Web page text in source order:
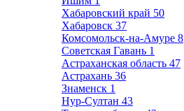
Хабаровский край 50
Хабаровск 37
Комсомольск-на-Амуре 8
Советская Гавань 1
Астраханская область 47
Астрахань 36
Знаменск 1
Нур-Султан 43